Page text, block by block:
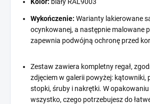
Wykończenie: Warianty lakierowane
ocynkowanej, a następnie malowane
zapewnia podwójną ochronę przed
Zestaw zawiera kompletny regał,
zdjęciem w galerii powyżej: kątowniki,
stopki, śruby i nakrętki. W
wszystko, czego potrzebujesz do